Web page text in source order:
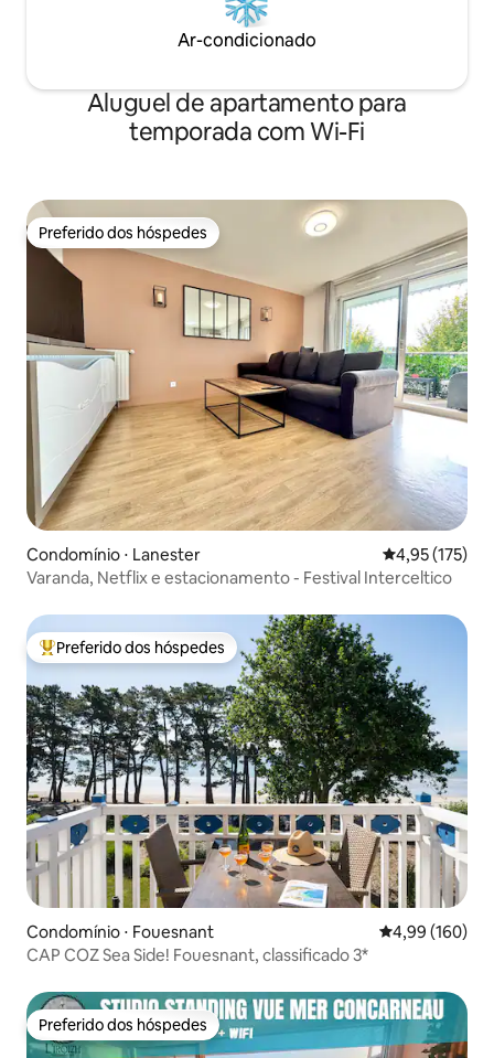
Ar-condicionado
Aluguel de apartamento para
temporada com Wi-Fi
Preferido dos hóspedes
Preferido dos hóspedes
Condomínio ⋅ Lanester 4,95 de uma
4,95 (175)
Varanda, Netflix e estacionamento - Festival Interceltico
Entre os melhores preferidos dos hóspedes
Preferido dos hóspedes
Condomínio ⋅ Fouesnant 4,99 de uma
4,99 (160)
CAP COZ Sea Side! Fouesnant, classificado 3*
Preferido dos hóspedes
Preferido dos hóspedes